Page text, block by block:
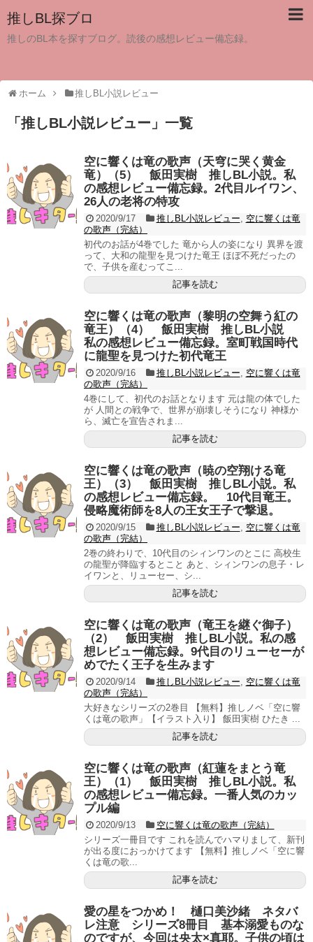
推しBL探ブロ
推しのBL本を探すブログ。読後の感想レビュー備忘録。
ホーム 推しBL小説レビュー
「 推しBL小説レビュー 」 一覧
空に響くは竜の歌声（天穹に哭く黄金
竜）（5） 飯田実樹 推しBL小説。私
の感想レビュー備忘録。2代目ルイワン、
26人の老将の特攻
2020/9/17 推しBL小説レビュー, 空に響くは竜
の歌声（完結）
初代のお話が4巻でした 竜から人の姿になり 異界を渡
って、大和の龍聖を見つけた竜王 ほぼ不死だったの
で、子供を産むってこ...
記事を読む
空に響くは竜の歌声（黎明の空舞う紅の
竜王）（4） 飯田実樹 推しBL小説
私の感想レビュー備忘録。室町戦国時代
に龍聖を見つけた初代竜王
2020/9/16 推しBL小説レビュー, 空に響くは竜
の歌声（完結）
4巻にして、初代のお話となります 元は龍の体でした
が 人間との戦争で、世界が崩壊しそうになり 神様か
ら、滅亡を宣告されま...
記事を読む
空に響くは竜の歌声（暁の空翔ける竜
王）（3） 飯田実樹 推しBL小説。私
の感想レビュー備忘録。 10代目竜王。
侵略魔術師を8人の王女王子で撃退。
2020/9/15 推しBL小説レビュー, 空に響くは竜
の歌声（完結）
2巻の終わりで、10代目のシィンワンのとこに 高校生
の龍聖が降臨するとこと あと、シィンワンの息子・レ
イワンと、リューセー、シ...
記事を読む
空に響くは竜の歌声（竜王を継ぐ御子）
（2） 飯田実樹 推しBL小説。私の感
想レビュー備忘録。9代目のリューセーが
めでたく王子を生みます
2020/9/14 推しBL小説レビュー, 空に響くは竜
の歌声（完結）
大好きなシリーズの2巻目 【無料】推しノベ「空に響
くは竜の歌声」【イラスト入り】 飯田実樹 ひたき ...
記事を読む
空に響くは竜の歌声（紅蓮をまとう竜
王）（1） 飯田実樹 推しBL小説。私
の感想レビュー備忘録。一番人気のカッ
プル編
2020/9/13
空に響くは竜の歌声（完結）
シリーズ一冊目です これを読んでハマりまして、新刊
が出る度におっかけてます 【無料】推しノベ「空に響
くは竜の歌...
記事を読む
愛の星をつかめ！ 樋口美沙緒 ネタバ
レ注意 シリーズ8冊目 基本溺愛ものな
のですが、今回は央太×真耶。子供の頃は